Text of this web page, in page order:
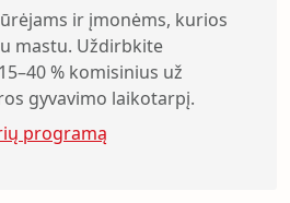
ir įmonėms, kurios
mastu. Uždirbkite
% komisinius už
gyvavimo laikotarpį.
programą